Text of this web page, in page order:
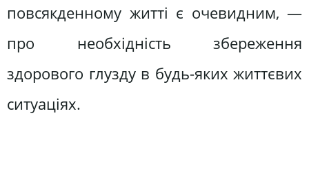
повсякденному житті є очевидним, —
про необхідність збереження
здорового глузду в будь-яких життєвих
ситуаціях.